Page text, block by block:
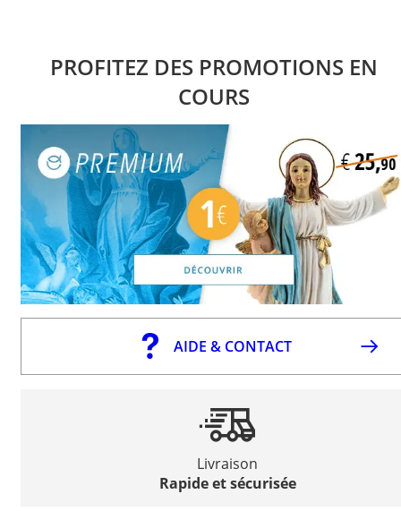
PROFITEZ DES PROMOTIONS EN
COURS
AIDE & CONTACT
Livraison
Rapide et sécurisée